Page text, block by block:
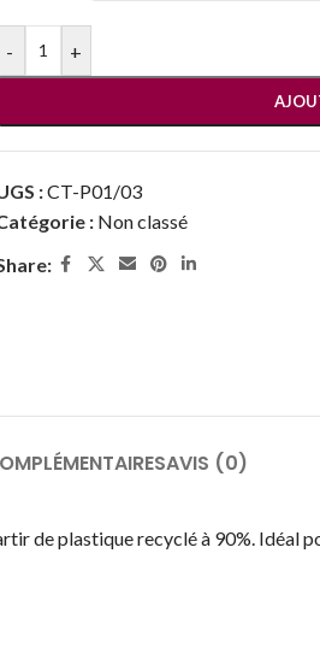
- +
:CT-P01/03
: Non classé
AVIS (0)
de plastique recyclé à 90%. Idéal